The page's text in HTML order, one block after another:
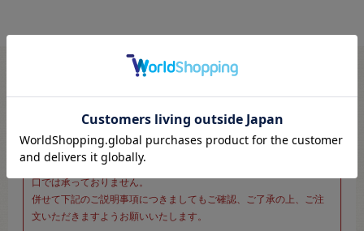
こちらのページは、店頭にてあらかじめ商品詳細および商品コード
そのため、商品画像および詳細は記載しておりません。
また、詳細につきましてのご案内、ご相談もオンラインショップ窓
口では承っておりません。
併せて下記のご説明事項につきましてもご確認、ご了承の上、ご注
文いただきますようお願いいたします。